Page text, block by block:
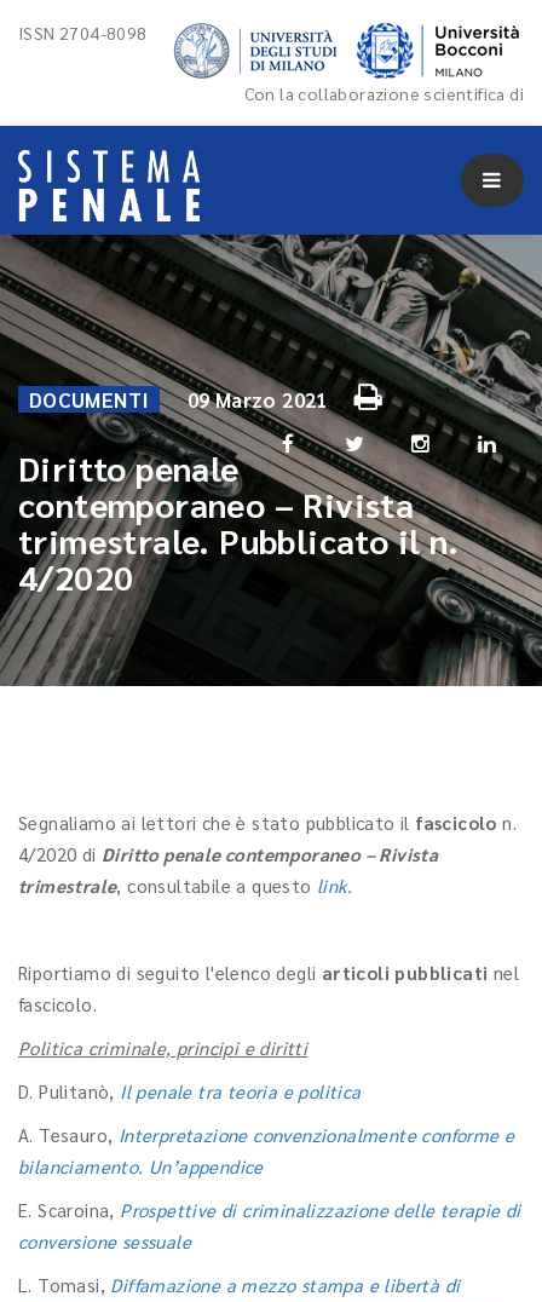
ISSN 2704-8098
Con la collaborazione scientifica di
DOCUMENTI 09 Marzo 2021
Diritto penale
contemporaneo – Rivista
trimestrale. Pubblicato il n.
4/2020
Segnaliamo ai lettori che è stato pubblicato il fascicolo n.
4/2020 di Diritto penale contemporaneo – Rivista
trimestrale, consultabile a questo link.
Riportiamo di seguito l'elenco degli articoli pubblicati nel
fascicolo.
Politica criminale, principi e diritti
D. Pulitanò, Il penale tra teoria e politica
A. Tesauro, Interpretazione convenzionalmente conforme e
bilanciamento. Un’appendice
E. Scaroina, Prospettive di criminalizzazione delle terapie di
conversione sessuale
L. Tomasi, Diffamazione a mezzo stampa e libertà di